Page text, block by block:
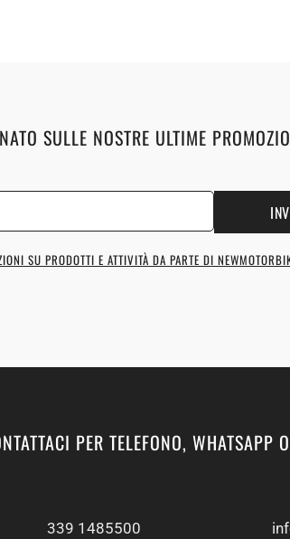
SULLE NOSTRE ULTIME
SU PRODOTTI E ATTIVITÀ DA PARTE DI
PER TELEFONO, WHATSAPP
339 1485500